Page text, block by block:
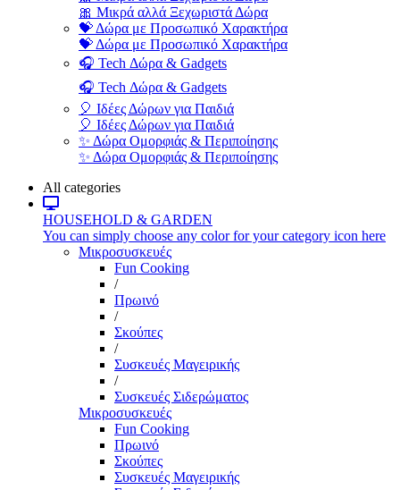
🎀 Μικρά αλλά Ξεχωριστά Δώρα
💝 Δώρα με Προσωπικό Χαρακτήρα
💝 Δώρα με Προσωπικό Χαρακτήρα
🎧 Tech Δώρα & Gadgets
🎧 Tech Δώρα & Gadgets
🎈 Ιδέες Δώρων για Παιδιά
🎈 Ιδέες Δώρων για Παιδιά
✨ Δώρα Ομορφιάς & Περιποίησης
✨ Δώρα Ομορφιάς & Περιποίησης
All categories
HOUSEHOLD & GARDEN
You can simply choose any color for your category icon here
Μικροσυσκευές
Fun Cooking
/
Πρωινό
/
Σκούπες
/
Συσκευές Μαγειρικής
/
Συσκευές Σιδερώματος
Μικροσυσκευές
Fun Cooking
Πρωινό
Σκούπες
Συσκευές Μαγειρικής